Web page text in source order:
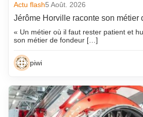
Actu flash5 Août. 2026
Jérôme Horville raconte son métier
« Un métier où il faut rester patient et
son métier de fondeur […]
piwi